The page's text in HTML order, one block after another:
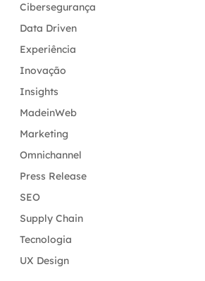
Cibersegurança
Data Driven
Experiência
Inovação
Insights
MadeinWeb
Marketing
Omnichannel
Press Release
SEO
Supply Chain
Tecnologia
UX Design